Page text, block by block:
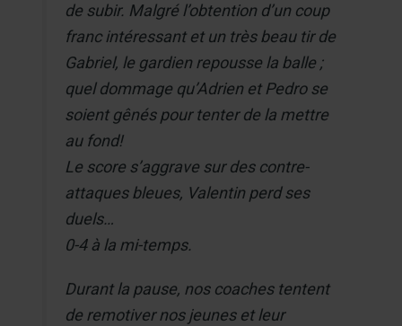
de subir. Malgré l’obtention d’un coup
franc intéressant et un très beau tir de
Gabriel, le gardien repousse la balle ;
quel dommage qu’Adrien et Pedro se
soient gênés pour tenter de la mettre
au fond!
Le score s’aggrave sur des contre-
attaques bleues, Valentin perd ses
duels…
0-4 à la mi-temps.
Durant la pause, nos coaches tentent
de remotiver nos jeunes et leur